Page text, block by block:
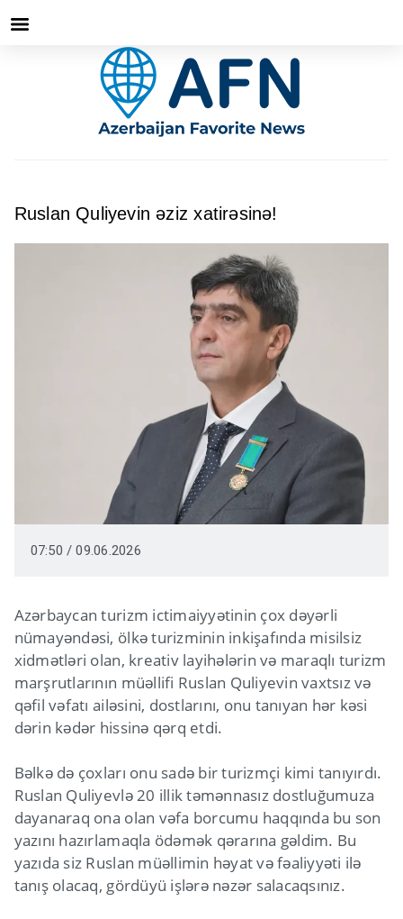
Ruslan Quliyevin əziz xatirəsinə!
07:50 / 09.06.2026
Azərbaycan turizm ictimaiyyətinin çox dəyərli
nümayəndəsi, ölkə turizminin inkişafında misilsiz
xidmətləri olan, kreativ layihələrin və maraqlı turizm
marşrutlarının müəllifi Ruslan Quliyevin vaxtsız və
qəfil vəfatı ailəsini, dostlarını, onu tanıyan hər kəsi
dərin kədər hissinə qərq etdi.
Bəlkə də çoxları onu sadə bir turizmçi kimi tanıyırdı.
Ruslan Quliyevlə 20 illik təmənnasız dostluğumuza
dayanaraq ona olan vəfa borcumu haqqında bu son
yazını hazırlamaqla ödəmək qərarına gəldim. Bu
yazıda siz Ruslan müəllimin həyat və fəaliyyəti ilə
tanış olacaq, gördüyü işlərə nəzər salacaqsınız.